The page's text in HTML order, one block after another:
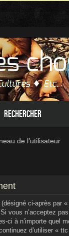
Rechercher
de l’utilisateur
ci-après par
vous n’acceptez
ci à n’importe quel
d’utiliser «